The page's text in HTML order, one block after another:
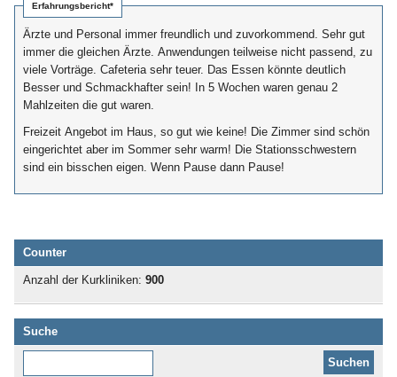
Erfahrungsbericht*
Ärzte und Personal immer freundlich und zuvorkommend. Sehr gut
immer die gleichen Ärzte. Anwendungen teilweise nicht passend, zu
viele Vorträge. Cafeteria sehr teuer. Das Essen könnte deutlich
Besser und Schmackhafter sein! In 5 Wochen waren genau 2
Mahlzeiten die gut waren.
Freizeit Angebot im Haus, so gut wie keine! Die Zimmer sind schön
eingerichtet aber im Sommer sehr warm! Die Stationsschwestern
sind ein bisschen eigen. Wenn Pause dann Pause!
Counter
Anzahl der Kurkliniken: 900
Suche